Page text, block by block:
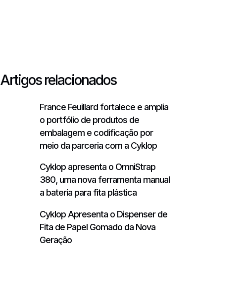
Artigos relacionados
France Feuillard fortalece e amplia
o portfólio de produtos de
embalagem e codificação por
meio da parceria com a Cyklop
Cyklop apresenta o OmniStrap
380, uma nova ferramenta manual
a bateria para fita plástica
Cyklop Apresenta o Dispenser de
Fita de Papel Gomado da Nova
Geração